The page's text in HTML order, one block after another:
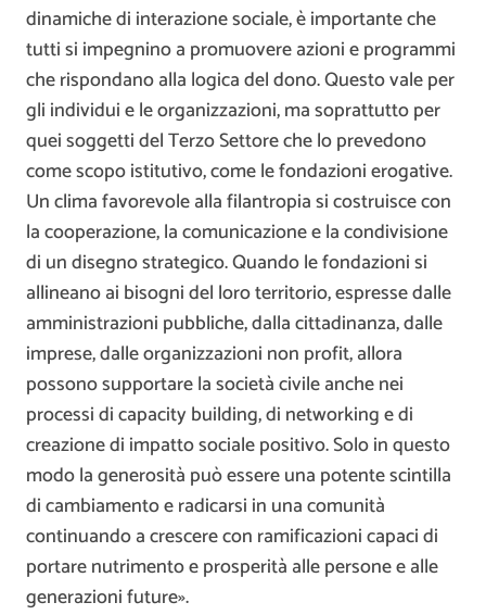
dinamiche di interazione sociale, è importante che
tutti si impegnino a promuovere azioni e programmi
che rispondano alla logica del dono. Questo vale per
gli individui e le organizzazioni, ma soprattutto per
quei soggetti del Terzo Settore che lo prevedono
come scopo istitutivo, come le fondazioni erogative.
Un clima favorevole alla filantropia si costruisce con
la cooperazione, la comunicazione e la condivisione
di un disegno strategico. Quando le fondazioni si
allineano ai bisogni del loro territorio, espresse dalle
amministrazioni pubbliche, dalla cittadinanza, dalle
imprese, dalle organizzazioni non profit, allora
possono supportare la società civile anche nei
processi di capacity building, di networking e di
creazione di impatto sociale positivo. Solo in questo
modo la generosità può essere una potente scintilla
di cambiamento e radicarsi in una comunità
continuando a crescere con ramificazioni capaci di
portare nutrimento e prosperità alle persone e alle
generazioni future».